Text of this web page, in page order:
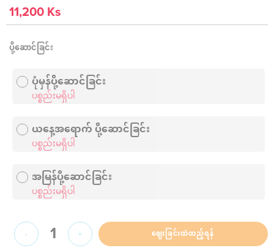
11,200 Ks
ပို့ဆောင်ခြင်း
ပုံမှန်ပို့ဆောင်ခြင်း
ပစ္စည်းမရှိပါ
ယနေ့အရောက် ပို့ဆောင်ခြင်း
ပစ္စည်းမရှိပါ
အမြန်ပို့ဆောင်ခြင်း
ပစ္စည်းမရှိပါ
- 1 + ဈေးခြင်းထဲထည့်ရန်